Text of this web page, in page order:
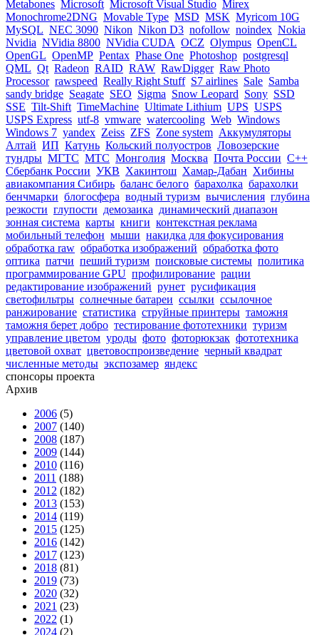
Metabones Microsoft Microsoft Visual Studio Mirex
Monochrome2DNG Movable Type MSD MSK Myricom 10G
MySQL NEC 3090 Nikon Nikon D3 nofollow noindex Nokia
Nvidia NVidia 8800 NVidia CUDA OCZ Olympus OpenCL
OpenGL OpenMP Pentax Phase One Photoshop postgresql
QML Qt Radeon RAID RAW RawDigger Raw Photo
Processor rawspeed Really Right Stuff S7 airlines Sale Samba
sandy bridge Seagate SEO Sigma Snow Leopard Sony SSD
SSE Tilt-Shift TimeMachine Ultimate Lithium UPS USPS
USPS Express utf-8 vmware watercooling Web Windows
Windows 7 yandex Zeiss ZFS Zone system Аккумуляторы
Алтай ИП Катунь Кольский полуостров Ловозерские
тундры МГТС МТС Монголия Москва Почта России С++
Сбербанк России УКВ Хакинтош Хамар-Дабан Хибины
авиакомпания Сибирь баланс белого барахолка барахолки
бенчмарки блогосфера водный туризм вычисления глубина
резкости глупости демозаика динамический диапазон
зонная система карты книги контекстная реклама
мобильный телефон мыши накидка для фокусирования
обработка raw обработка изображений обработка фото
оптика патчи пеший туризм поисковые системы политика
программирование GPU профилирование рации
редактирование изображений рунет русификация
светофильтры солнечные батареи ссылки ссылочное
ранжирование статистика струйные принтеры таможня
таможня берет добро тестирование фототехники туризм
управление цветом уроды фото фоторюкзак фототехника
цветовой охват цветовоспроизведение черный квадрат
численные методы экспозамер яндекс
спонсоры проекта
Архив
2006 (5)
2007 (140)
2008 (187)
2009 (144)
2010 (116)
2011 (188)
2012 (182)
2013 (153)
2014 (119)
2015 (125)
2016 (142)
2017 (123)
2018 (81)
2019 (73)
2020 (32)
2021 (23)
2022 (1)
2024 (2)